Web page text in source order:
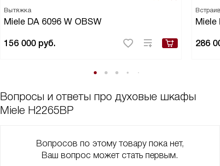
Вытяжка
Miele DA 6096 W OBSW
156 000 руб.
Miele
286
Вопросы и ответы про духовые шкафы
Miele H2265BP
Вопросов по этому товару пока нет,
Ваш вопрос может стать первым.